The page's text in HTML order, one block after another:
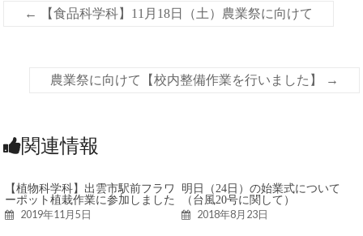
← 【食品科学科】11月18日（土）農業祭に向けて
農業祭に向けて【校内整備作業を行いました】 →
関連情報
【植物科学科】出雲市駅前フラワ
ーポット植栽作業に参加しました
2019年11月5日
明日（24日）の始業式について
（台風20号に関して）
2018年8月23日